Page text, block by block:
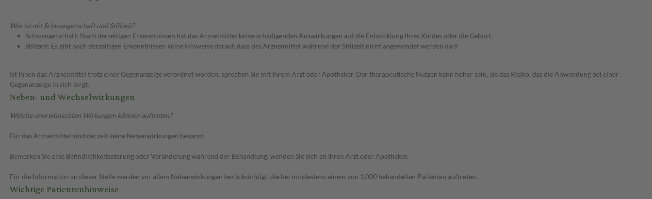
Was ist mit Schwangerschaft und Stillzeit?
Schwangerschaft: Nach derzeitigen Erkenntnissen hat das Arzneimittel keine schädigenden Auswirkungen auf die Entwicklung Ihres Kindes oder die Geburt.
Stillzeit: Es gibt nach derzeitigen Erkenntnissen keine Hinweise darauf, dass das Arzneimittel während der Stillzeit nicht angewendet werden darf.
Ist Ihnen das Arzneimittel trotz einer Gegenanzeige verordnet worden, sprechen Sie mit Ihrem Arzt oder Apotheker. Der therapeutische Nutzen kann höher sein, als das Risiko, das die Anwendung bei einer
Gegenanzeige in sich birgt.
Neben- und Wechselwirkungen
Welche unerwünschten Wirkungen können auftreten?
Für das Arzneimittel sind derzeit keine Nebenwirkungen bekannt.
Bemerken Sie eine Befindlichkeitsstörung oder Veränderung während der Behandlung, wenden Sie sich an Ihren Arzt oder Apotheker.
Für die Information an dieser Stelle werden vor allem Nebenwirkungen berücksichtigt, die bei mindestens einem von 1.000 behandelten Patienten auftreten.
Wichtige Patientenhinweise